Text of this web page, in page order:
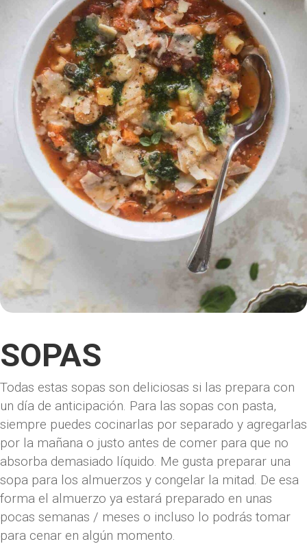
SOPAS
Todas estas sopas son deliciosas si las prepara con
un día de anticipación. Para las sopas con pasta,
siempre puedes cocinarlas por separado y agregarlas
por la mañana o justo antes de comer para que no
absorba demasiado líquido. Me gusta preparar una
sopa para los almuerzos y congelar la mitad. De esa
forma el almuerzo ya estará preparado en unas
pocas semanas / meses o incluso lo podrás tomar
para cenar en algún momento.